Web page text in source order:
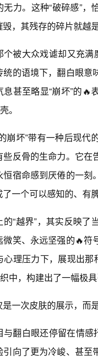
无力。这种“破碎感”
，其残存的碎片就越
个被大众戏谑却又充
的语境下，翻白眼
息甚至略显“崩坏”的
。
崩坏”带有一种后现
反骨的生命力。它
宿命感到厌倦的一
一个可以感知的、有
的“越界”，其实反映
微笑、永远坚强的🔥
理压力下，展现出
中，构建出了一幅极
一次皮肤的展示，而
与翻白眼还停留在情感
向了更为冷峻、甚